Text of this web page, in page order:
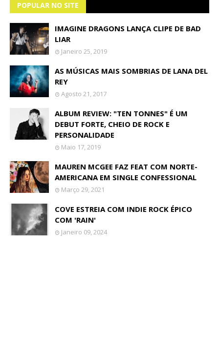
POPULAR NO SITE
IMAGINE DRAGONS LANÇA CLIPE DE BAD
LIAR
Janeiro 25, 2019
AS MÚSICAS MAIS SOMBRIAS DE LANA DEL
REY
Agosto 21, 2017
ALBUM REVIEW: "TEN TONNES" É UM
DEBUT FORTE, CHEIO DE ROCK E
PERSONALIDADE
Maio 17, 2019
MAUREN MCGEE FAZ FEAT COM NORTE-
AMERICANA EM SINGLE CONFESSIONAL
Março 29, 2021
COVE ESTREIA COM INDIE ROCK ÉPICO
COM 'RAIN'
Janeiro 09, 2024